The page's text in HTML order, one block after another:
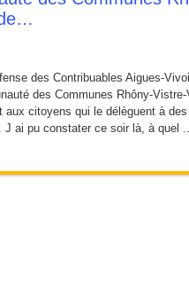
demander après.
à retardement ?
public
des Contribuables Aigues-
des Communes Rhôny-
citoyens qui le délèguent à
J ai pu constater ce soir là, à quel